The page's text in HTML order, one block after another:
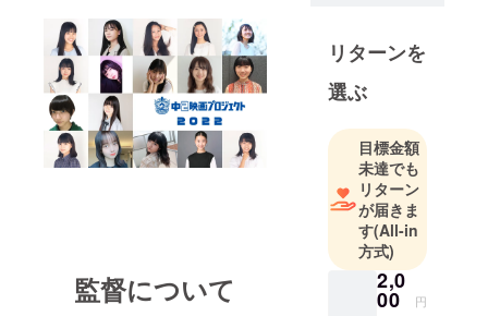
監督について
リターンを
選ぶ
目標金額
未達でも
リターン
が届きま
す(All-in
方式)
2,0
00 円